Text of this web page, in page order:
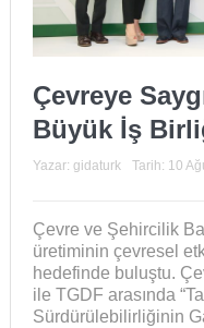
Çevreye
Büyük İş
Yazar: gidaturk Tarih: 10
Çevre ve Şehircilik
üretiminin çevresel
hedefinde buluştu.
ile TGDF arasında
Sürdürülebilirliğinin